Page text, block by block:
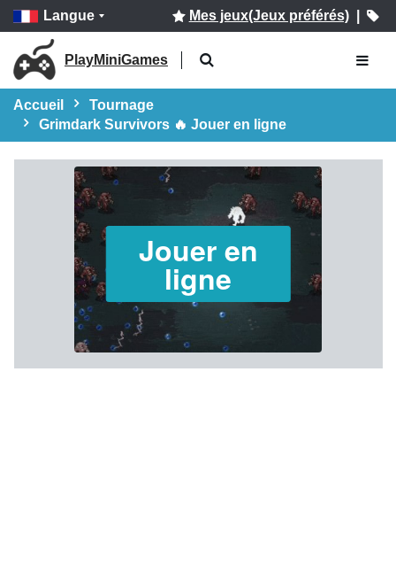
Langue Mes jeux(Jeux préférés)|
PlayMiniGames
Accueil
Tournage
Grimdark Survivors 🔥 Jouer en ligne
Jouer en
ligne